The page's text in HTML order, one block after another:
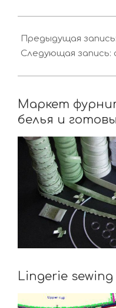
11-
10
Предыдущая
Следующая запись:
Маркет
белья и
Lingerie